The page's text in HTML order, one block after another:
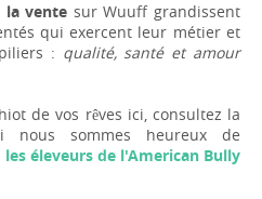
la vente sur Wuuff grandissent
qui exercent leur métier et
: qualité, santé et amour
de vos rêves ici, consultez la
nous sommes heureux de
les éleveurs de l'American Bully